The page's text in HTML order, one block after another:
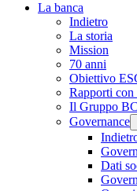
La banca
Indietro
La storia
Mission
70 anni
Obiettivo
Rapporti
Il Gruppo
Governance
Dati